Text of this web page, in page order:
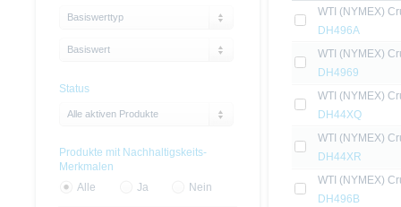
WTI (NYMEX)
DH496A
WTI (NYMEX)
DH4969
WTI (NYMEX)
DH44XQ
WTI (NYMEX)
DH44XR
WTI (NYMEX)
DH496B
Basiswerttyp
Basiswert
Status
Alle aktiven Produkte
Produkte mit Nachhaltigskeits-
Merkmalen
Alle
Ja Nein